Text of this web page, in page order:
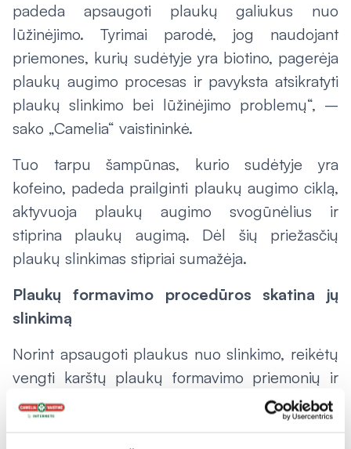
padeda apsaugoti plaukų galiukus nuo
lūžinėjimo. Tyrimai parodė, jog naudojant
priemones, kurių sudėtyje yra biotino, pagerėja
plaukų augimo procesas ir pavyksta atsikratyti
plaukų slinkimo bei lūžinėjimo problemų“, –
sako „Camelia“ vaistininkė.
Tuo tarpu šampūnas, kurio sudėtyje yra
kofeino, padeda prailginti plaukų augimo ciklą,
aktyvuoja plaukų augimo svogūnėlius ir
stiprina plaukų augimą. Dėl šių priežasčių
plaukų slinkimas stipriai sumažėja.
Plaukų formavimo procedūros skatina jų
slinkimą
Norint apsaugoti plaukus nuo slinkimo, reikėtų
vengti karštų plaukų formavimo priemonių ir
procedūrų. Plaukų džiovinimas bei jų
formavimas karštomis priemonėmis skatina